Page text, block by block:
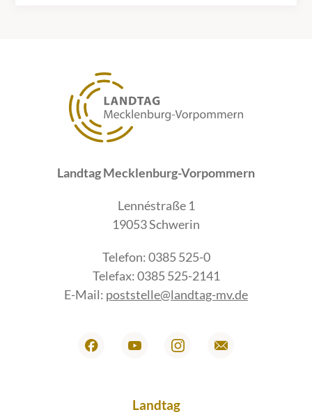
Landtag Mecklenburg-Vorpommern
Lennéstraße 1
19053 Schwerin
Telefon: 0385 525-0
Telefax: 0385 525-2141
E-Mail: poststelle@landtag-mv.de
Landtag